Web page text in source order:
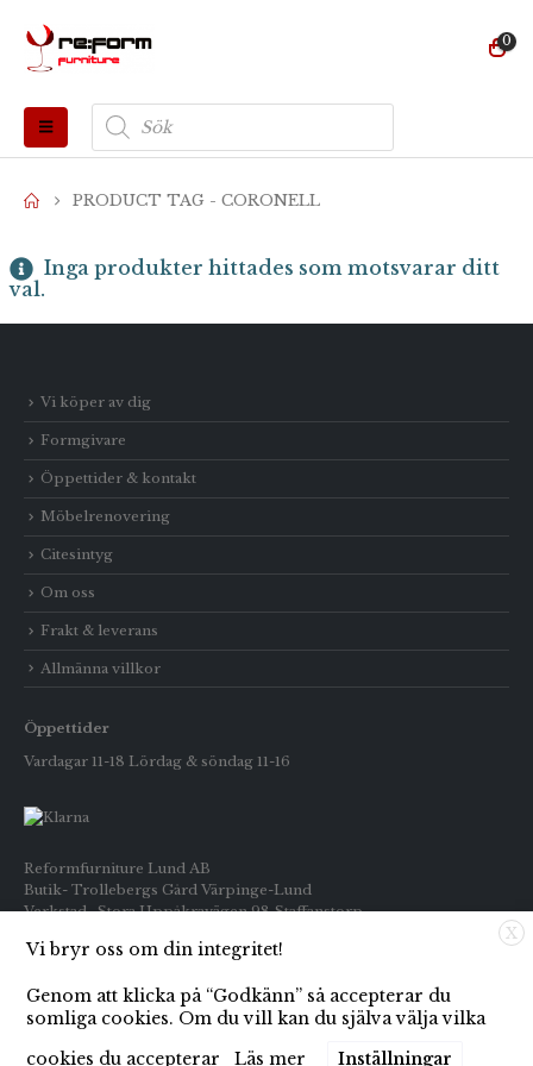
0
Produktsökning
PRODUCT TAG - CORONELL
Inga produkter hittades som motsvarar ditt
val.
Vi köper av dig
Formgivare
Öppettider & kontakt
Möbelrenovering
Citesintyg
Om oss
Frakt & leverans
Allmänna villkor
Öppettider
Vardagar 11-18 Lördag & söndag 11-16
Reformfurniture Lund AB
Butik- Trollebergs Gård Värpinge-Lund
Verkstad- Stora Uppåkravägen 98 Staffanstorp
Telefon: Butiken 0709-269916
E-post: info@reformfurniture.se
X
Vi bryr oss om din integritet!
Genom att klicka på “Godkänn” så accepterar du
somliga cookies. Om du vill kan du själva välja vilka
cookies du accepterar
Läs mer Inställningar